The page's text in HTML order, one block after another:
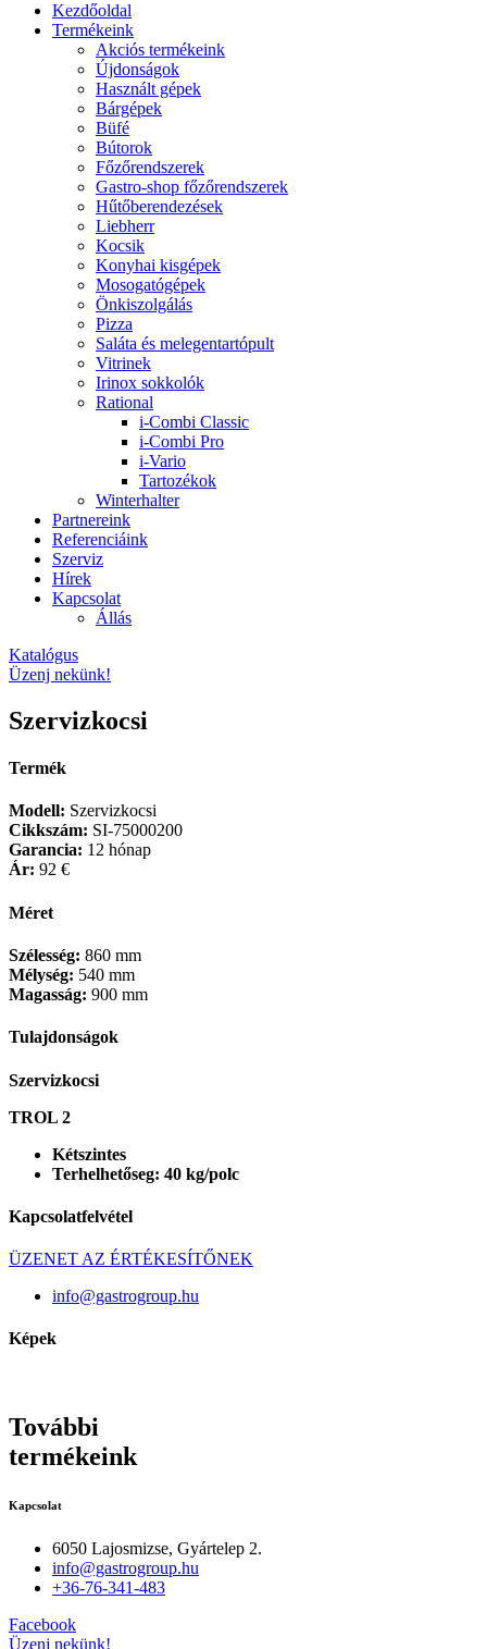
Kezdőoldal
Termékeink
Akciós termékeink
Újdonságok
Használt gépek
Bárgépek
Büfé
Bútorok
Főzőrendszerek
Gastro-shop főzőrendszerek
Hűtőberendezések
Liebherr
Kocsik
Konyhai kisgépek
Mosogatógépek
Önkiszolgálás
Pizza
Saláta és melegentartópult
Vitrinek
Irinox sokkolók
Rational
i-Combi Classic
i-Combi Pro
i-Vario
Tartozékok
Winterhalter
Partnereink
Referenciáink
Szerviz
Hírek
Kapcsolat
Állás
Katalógus
Üzenj nekünk!
Szervizkocsi
Termék
Modell: Szervizkocsi
Cikkszám: SI-75000200
Garancia: 12 hónap
Ár: 92 €
Méret
Szélesség: 860 mm
Mélység: 540 mm
Magasság: 900 mm
Tulajdonságok
Szervizkocsi
TROL 2
Kétszintes
Terhelhetőseg: 40 kg/polc
Kapcsolatfelvétel
ÜZENET AZ ÉRTÉKESÍTŐNEK
info@gastrogroup.hu
Képek
További
termékeink
Kapcsolat
6050 Lajosmizse, Gyártelep 2.
info@gastrogroup.hu
+36-76-341-483
Facebook
Üzenj nekünk!